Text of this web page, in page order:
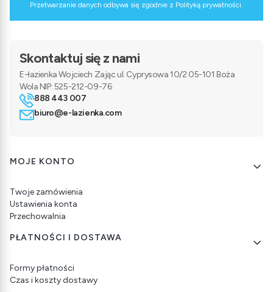
Przetwarzanie danych odbywa się zgodnie z Polityką prywatności.
Skontaktuj się z nami
E-łazienka Wojciech Zając ul. Cyprysowa 10/2 05-101 Boża
Wola NIP: 525-212-09-76
888 443 007
biuro@e-lazienka.com
Linki w stopce
MOJE KONTO
Twoje zamówienia
Ustawienia konta
Przechowalnia
PŁATNOŚCI I DOSTAWA
Formy płatności
Czas i koszty dostawy